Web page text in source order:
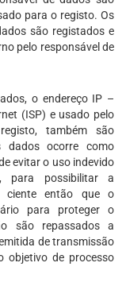
para o registo. Os
são registados e
pelo responsável de
o endereço IP –
(ISP) e usado pelo
também são
dados ocorre como
evitar o uso indevido
para possibilitar a
ciente então que o
para proteger o
são repassados a
de transmissão
objetivo de processo